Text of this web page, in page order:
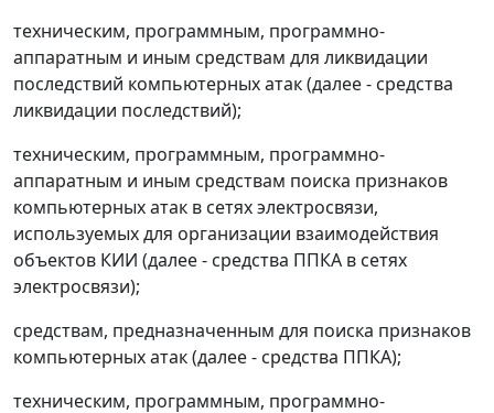
техническим, программным, программно-
аппаратным и иным средствам для ликвидации
последствий компьютерных атак (далее - средства
ликвидации последствий);
техническим, программным, программно-
аппаратным и иным средствам поиска признаков
компьютерных атак в сетях электросвязи,
используемых для организации взаимодействия
объектов КИИ (далее - средства ППКА в сетях
электросвязи);
средствам, предназначенным для поиска признаков
компьютерных атак (далее - средства ППКА);
техническим, программным, программно-